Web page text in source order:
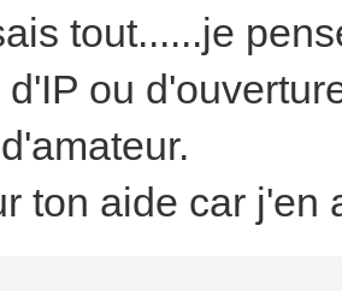
tout......je
ou
ton aide car j'en